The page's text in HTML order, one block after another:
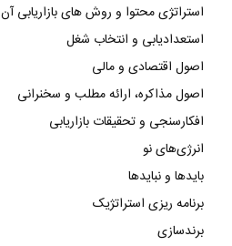
استراتژی محتوا و روش های بازاریابی آن
استعدادیابی و انتخاب شغل
اصول اقتصادی و مالی
اصول مذاکره، ارائه مطلب و سخنرانی
افکارسنجی و تحقیقات بازاریابی
انرژی‌های نو
بایدها و نبایدها
برنامه ریزی استراتژیک
برندسازی